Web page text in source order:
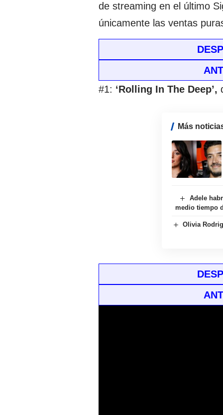
de streaming en el último
únicamente las ventas
#1: ‘Rolling In The Deep’,
Más
Adele
medio tiempo
Olivia